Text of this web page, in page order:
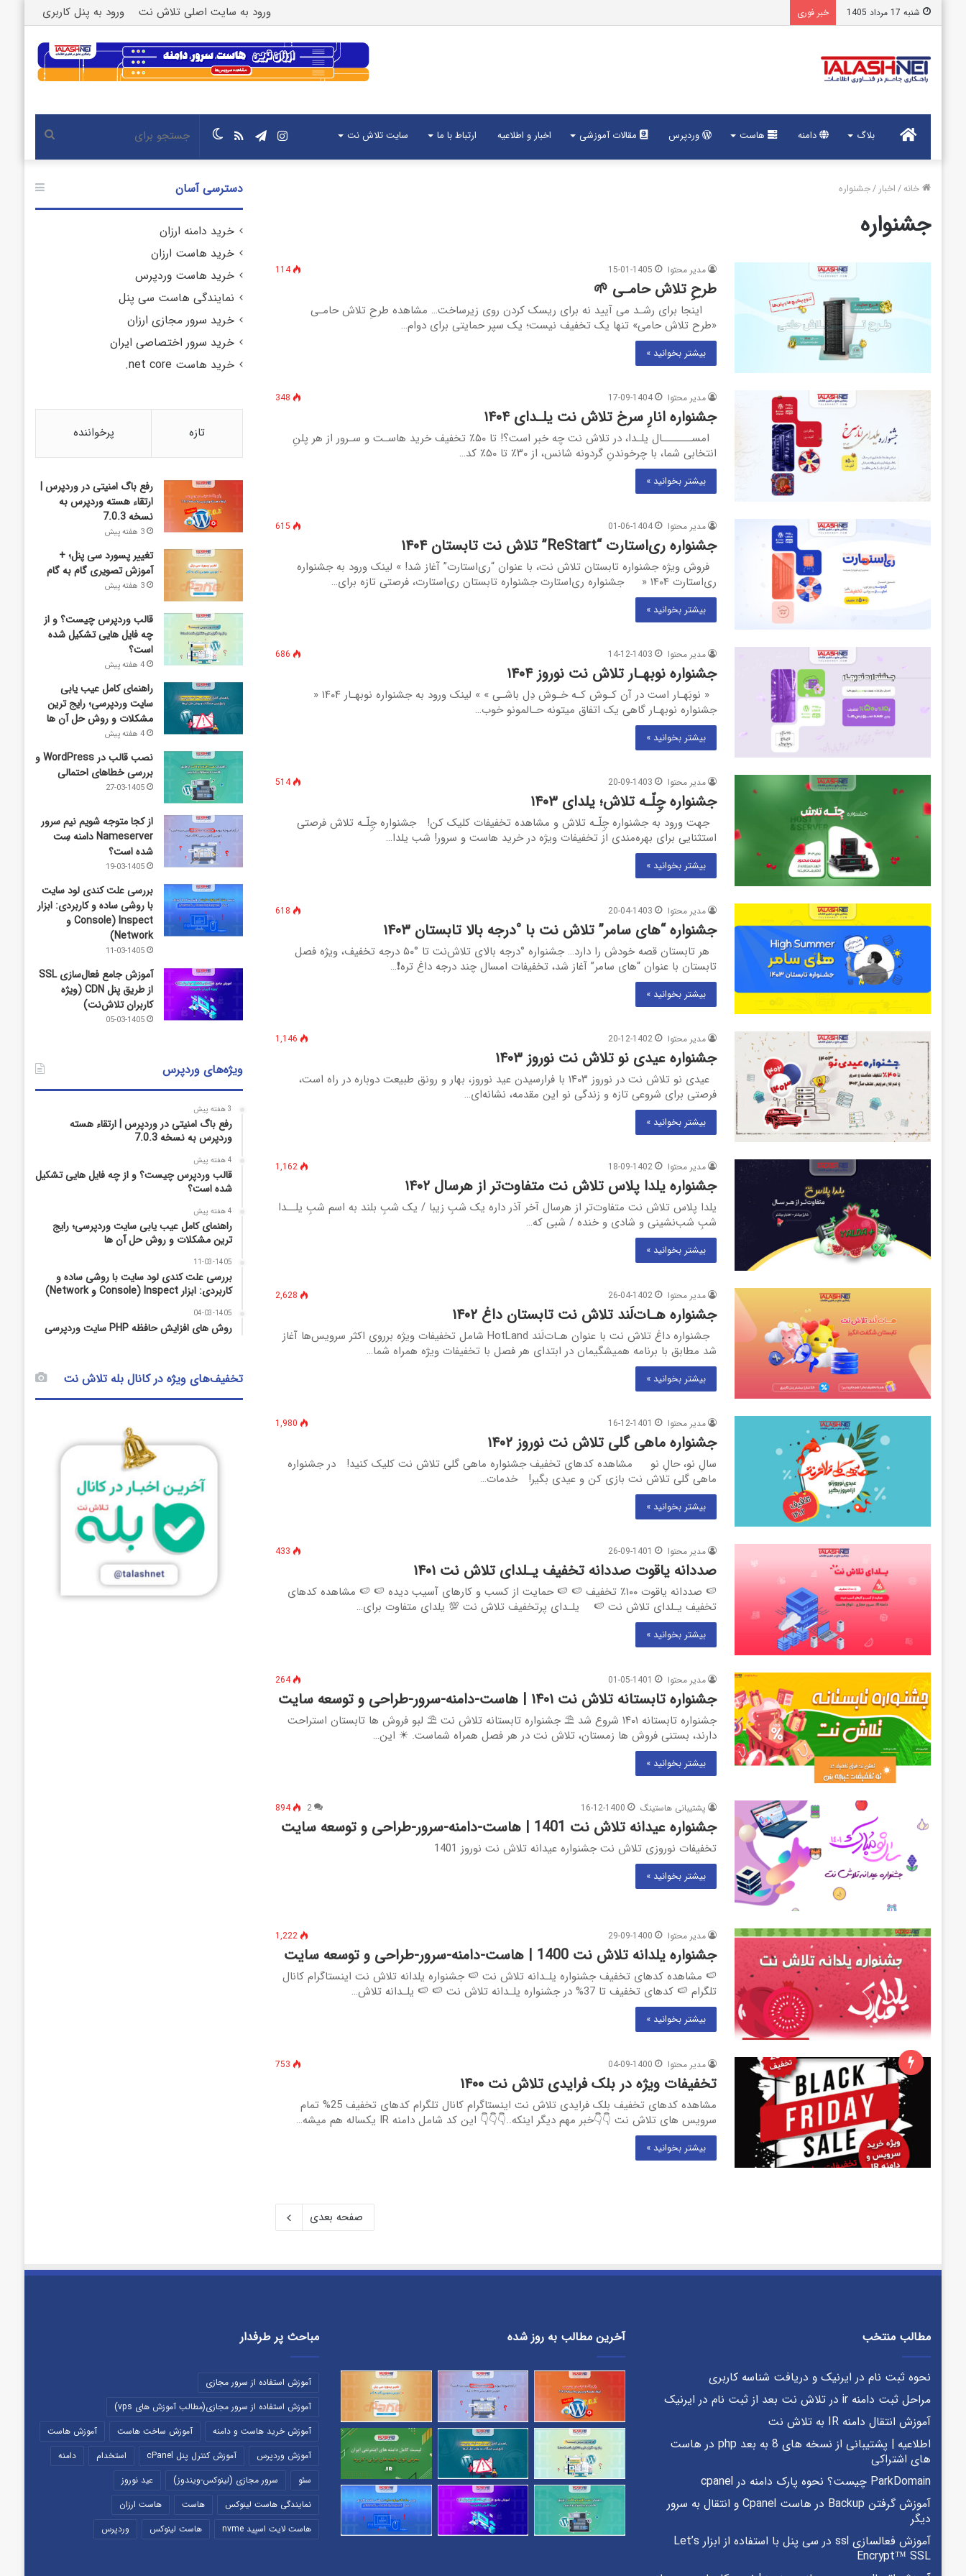
شنبه 17 مرداد 1405 خبر فوری ورود به سایت اصلی تلاش نت ورود به پنل کاربری
خانه بلاگ دامنه هاست وردپرس مقالات آموزشی اخبار و اطلاعیه ارتباط با ما سایت تلاش نت جستجو تغییر
پوسته
خوراکتلگرام
اینستاگرام
خانه/ اخبار /جشنواره
جشنواره
مدیر محتوا 15-01-1405
114
طرحِ تلاش حامـی 🌱
اینجا برای رشـد می آیید نه برای ریسک کردن روی زیرساخت… مشاهده طرحِ تلاش حامـی
«طرح تلاش حامی» تنها یک تخفیف نیست؛ یک سپر حمایتی برای دوام…
بیشتر بخوانید »
مدیر محتوا 17-09-1404
348
جشنواره انارِ سرخ تلاش نت یلـدای ۱۴۰۴
امســـــــال یلـدا، در تلاش نت چه خبر است؟! تا ۵۰٪ تخفیف خرید هاسـت و سـرور از هر پلنِ
انتخابی شما، با چرخوندنِ گردونه شانس، از ۳۰٪ تا ۵۰٪ کد…
بیشتر بخوانید »
مدیر محتوا 01-06-1404
615
جشنواره ری‌استارت “ReStart” تلاش نت تابستان ۱۴۰۴
فروش ویژه جشنواره تابستان تلاش نت، با عنوان “ری‌استارت” آغاز شد! » لینک ورود به جشنواره
ری‌استارت ۱۴۰۴ « جشنواره ری‌استارت جشنواره تابستان ری‌استارت، فرصتی تازه برای…
بیشتر بخوانید »
مدیر محتوا 14-12-1403
686
جشنواره نوبهـار تلاش نت نوروز ۱۴۰۴
« نوبَهـار است در آن کـوش کـه خـوش‌ دِل باشـی » » لینک ورود به جشنواره نوبهـار ۱۴۰۴ «
جشنواره نوبهـار گاهی یک اتفاق میتونه حـالمونو خوب…
بیشتر بخوانید »
مدیر محتوا 20-09-1403
514
جشنواره چِلّـه تلاش؛ یلدای ۱۴۰۳
جهت ورود به جشنواره چِلّـه تلاش و مشاهده تخفیفات کلیک کن! جشنواره چِلّـه تلاش فرصتی
استثنایی برای بهره‌مندی از تخفیفات ویژه در خرید هاست و سرور! شب یلدا…
بیشتر بخوانید »
مدیر محتوا 20-04-1403
618
جشنواره “های سامر” تلاش نت با °درجه بالا تابستان ۱۴۰۳
هر تابستان قصه خودش را دارد… جشنواره °درجه بالای تلاش‌نت تا °۵۰ درجه تخفیف، ویژه فصل
تابستان با عنوان “های سامر” آغاز شد، تخفیفات امسال چند درجه داغ تره❗️…
بیشتر بخوانید »
مدیر محتوا 20-12-1402
1,146
جشنواره عیدی نو تلاش نت نوروز ۱۴۰۳
عیدی نو تلاش نت در نوروز ۱۴۰۳ با فرارسیدن عید نوروز، بهار و رونق طبیعت دوباره در راه است،
فرصتی برای شروعی تازه و زندگی‌ نو این مقدمه، نشانه‌ای…
بیشتر بخوانید »
مدیر محتوا 18-09-1402
1,162
جشنواره یلدا پلاس تلاش نت متفاوت‌تر از هرسال ۱۴۰۲
یلدا پلاس تلاش نت متفاوت‌تر از هرسال آخر آذر داره یک شبِ زیبا / یک شبِ بلند به اسم شبِ یلــدا
شبِ شب‌نشینی و شادی و خنده / شبی که…
بیشتر بخوانید »
مدیر محتوا 26-04-1402
2,628
جشنواره هـات‌لَند تلاش‌ نت تابستان داغ ۱۴۰۲
جشنواره داغ تلاش‌ نت با عنوان هـات‌لَند HotLand شامل تخفیفات ویژه برروی اکثر سرویس‌ها آغاز
شد مطابق با برنامه همیشگیمان در ابتدای هر فصل با تخفیفات ویژه همراه شما…
بیشتر بخوانید »
مدیر محتوا 16-12-1401
1,980
جشنواره ماهی گلی تلاش نت نوروز ۱۴۰۲
سالِ نو، حالِ نو مشاهده کدهای تخفیف جشنواره ماهی گلی تلاش نت کلیک کنید! در جشنواره
ماهی گلی تلاش نت بازی کن و عیدی بگیر! خدمات…
بیشتر بخوانید »
مدیر محتوا 26-09-1401
433
صددانه یاقوت صددانه تخفیف یـلدای تلاش نت ۱۴۰۱
🍉 صددانه یاقوت ۱۰۰٪ تخفیف 🍉 🍉 حمایت از کسب و کارهای آسیب دیده 🍉 🍉 مشاهده کدهای
تخفیف یـلدای تلاش نت 🍉 یلـدای پرتخفیف تلاش نت 💯 یلدای متفاوت برای…
بیشتر بخوانید »
مدیر محتوا 01-05-1401
264
جشنواره تابستانه تلاش نت ۱۴۰۱ | هاست-دامنه-سرور-طراحی و توسعه سایت
جشنواره تابستانه ۱۴۰۱ شروع شد ⛱ جشنواره تابستانه تلاش نت ⛱ لبو فروش ها تابستان استراحت
دارند، بستنی فروش ها زمستان، تلاش نت در هر فصل همراه شماست. ☀ این…
بیشتر بخوانید »
پشتیبانی هاستینگ 16-12-1400
2
894
جشنواره عیدانه تلاش نت 1401 | هاست-دامنه-سرور-طراحی و توسعه سایت
تخفیفات نوروزی تلاش نت جشنواره عیدانه تلاش نت نوروز 1401
بیشتر بخوانید »
مدیر محتوا 29-09-1400
1,222
جشنواره یلدانه تلاش نت 1400 | هاست-دامنه-سرور-طراحی و توسعه سایت
🍉 مشاهده کدهای تخفیف جشنواره یلـدانه تلاش نت 🍉 جشنواره یلدانه تلاش نت اینستاگرام کانال
تلگرام 🍉 کدهای تخفیف تا 37% در جشنواره یلـدانه تلاش نت 🍉 🍉 یلـدانه تلاش…
بیشتر بخوانید »
مدیر محتوا 04-09-1400
753
تخفیفات ویژه در بلک فرایدی تلاش نت ۱۴۰۰
مشاهده کدهای تخفیف بلک فرایدی تلاش نت اینستاگرام کانال تلگرام کدهای تخفیف 25% تمام
سرویس های تلاش نت 👇👇خبر مهم دیگر اینکه..👇👇👇 این کد شامل دامنه IR یکساله هم میشه…
بیشتر بخوانید »
صفحه بعدی
دسترسی آسان
خرید دامنه ارزان
خرید هاست ارزان
خرید هاست وردپرس
نمایندگی هاست سی پنل
خرید سرور مجازی ارزان
خرید سرور اختصاصی ایران
خرید هاست net core.
تازه پرخواننده
رفع باگ امنیتی در وردپرس |
ارتقاء هسته وردپرس به
نسخه 7.0.3
3 هفته پیش
تغییر پسورد سی پنل؛ +
آموزش تصویری گام به گام
3 هفته پیش
قالب وردپرس چیست؟ و از
چه فایل­ هایی تشکیل شده
است؟
4 هفته پیش
راهنمای کامل عیب‌ یابی
سایت وردپرسی؛ رایج‌ ترین
مشکلات و روش حل آن‌ ها
4 هفته پیش
نصب قالب در WordPress و
بررسی خطاهای احتمالی
27-03-1405
از کجا متوجه شویم نیم ‌سرور
Nameserver دامنه سِت
شده است؟
19-03-1405
بررسی علت کندی لود سایت
با روشی ساده و کاربردی: ابزار
Inspect (Console و
Network)
11-03-1405
آموزش جامع فعال‌سازی SSL
از طریق پنل CDN (ویژه
کاربران تلاش‌نت)
05-03-1405
ویژه‌های وردپرس
3 هفته پیش
رفع باگ امنیتی در وردپرس | ارتقاء هسته
وردپرس به نسخه 7.0.3
4 هفته پیش
قالب وردپرس چیست؟ و از چه فایل­ هایی تشکیل
شده است؟
4 هفته پیش
راهنمای کامل عیب‌ یابی سایت وردپرسی؛ رایج‌
ترین مشکلات و روش حل آن‌ ها
11-03-1405
بررسی علت کندی لود سایت با روشی ساده و
کاربردی: ابزار Inspect (Console و Network)
04-03-1405
روش‌ های افزایش حافظه PHP سایت وردپرسی
تخفیف‌های ویژه در کانال بله تلاش نت
مطالب منتخب
نحوه ثبت نام در ایرنیک و دریافت شناسه کاربری
مراحل ثبت دامنه ir در تلاش نت بعد از ثبت نام در ایرنیک
آموزش انتقال دامنه IR به تلاش نت
اطلاعیه | پشتیبانی از نسخه های 8 به بعد php در هاست
های اشتراکی
ParkDomain چیست؟ نحوه پارک دامنه در cpanel
آموزش گرفتن Backup در هاست Cpanel و انتقال به سرور
دیگر
آموزش فعالسازی ssl در سی پنل با استفاده از ابزار Let’s
Encrypt™ SSL
آخرین مطالب به روز شده مباحث پر طرفدار
آموزش استفاده از سرور مجازی
آموزش استفاده از سرور مجازی(مطالب آموزش های vps)
آموزش خرید هاست و دامنه
آموزش ساخت هاست
آموزش هاست
آموزش وردپرس
آموزش کنترل پنل cPanel استخدام
دامنه
سئو
سرور مجازی (لینوکس-ویندوز)
عید نوروز
نمایندگی هاست لینوکس
هاست
هاست ارزان
هاست لایت اسپید nvme
هاست لینوکس وردپرس